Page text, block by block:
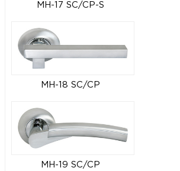
MH-17 SC/CP-S
MH-18 SC/CP
MH-19 SC/CP